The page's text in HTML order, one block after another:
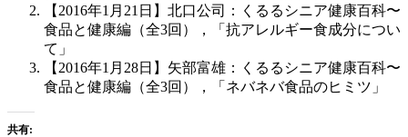
【2016年1月21日】北口公司：くるるシニア健康百科〜
食品と健康編（全3回），「抗アレルギー食成分につい
て」
【2016年1月28日】矢部富雄：くるるシニア健康百科〜
食品と健康編（全3回），「ネバネバ食品のヒミツ」
共有: